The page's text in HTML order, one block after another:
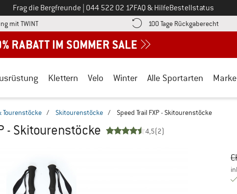
Frag die Bergfreunde Ruf uns an unter
044 522 02 17FAQ & HilfeBestellstatus
mit TWINTFinde die Zahlungs-Infos hier! Öffnet sich in einer Infobox
100 Tage Rückgaberecht
Klettern Velo Winter Alle Sportarten
Tourenstöcke / Skitourenstöcke / Speed Trail FXP - Skitourenstöcke
- Skitourenstöcke 4,5(2)